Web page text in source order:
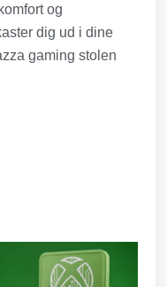
og
dig ud i dine
gaming stolen